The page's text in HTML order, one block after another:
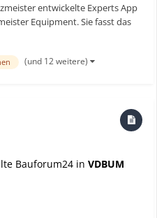
entwickelte Experts App
Equipment. Sie fasst das
Die App richtet sich
Techniker, um s...
(und 12 weitere)
Bauforum24 in VDBUM